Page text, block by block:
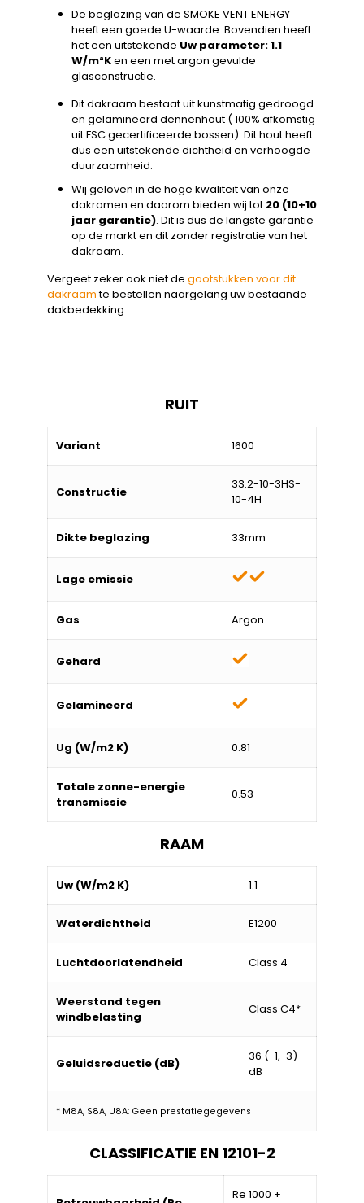
De beglazing van de SMOKE VENT ENERGY
heeft een goede U-waarde. Bovendien heeft
het een uitstekende Uw parameter: 1.1
W/m²Ken een met argon gevulde
glasconstructie.
Dit dakraam bestaat uit kunstmatig gedroogd
en gelamineerd dennenhout ( 100% afkomstig
uit FSC gecertificeerde bossen). Dit hout heeft
dus een uitstekende dichtheid en verhoogde
duurzaamheid.
Wij geloven in de hoge kwaliteit van onze
dakramen en daarom bieden wij tot 20 (10+10
jaar garantie). Dit is dus de langste garantie
op de markt en dit zonder registratie van het
dakraam.
Vergeet zeker ook niet de gootstukken voor dit
dakraamte bestellen naargelang uw bestaande
dakbedekking.
RUIT
Variant 1600
Constructie
33.2-10-3HS-
10-4H
Dikte beglazing 33mm
Lage emissie
Gas Argon
Gehard
Gelamineerd
Ug (W/m2 K) 0.81
Totale zonne-energie
transmissie
0.53
RAAM
Uw (W/m2 K) 1.1
Waterdichtheid E1200
Luchtdoorlatendheid Class 4
Weerstand tegen
windbelasting
Class C4*
Geluidsreductie (dB)
36 (-1,-3)
dB
* M8A, S8A, U8A: Geen prestatiegegevens
CLASSIFICATIE EN 12101-2
Re 1000 +